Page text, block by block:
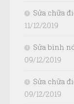
Sửa chữa
11/12/2019
Sửa bình
09/12/2019
Sửa chữa
09/12/2019